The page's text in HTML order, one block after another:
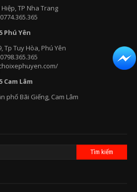
TP Nha Trang
Phú Yên
Tp Tuy Hòa, Phú Yên
Lâm
phố Bãi Giếng, Cam Lâm